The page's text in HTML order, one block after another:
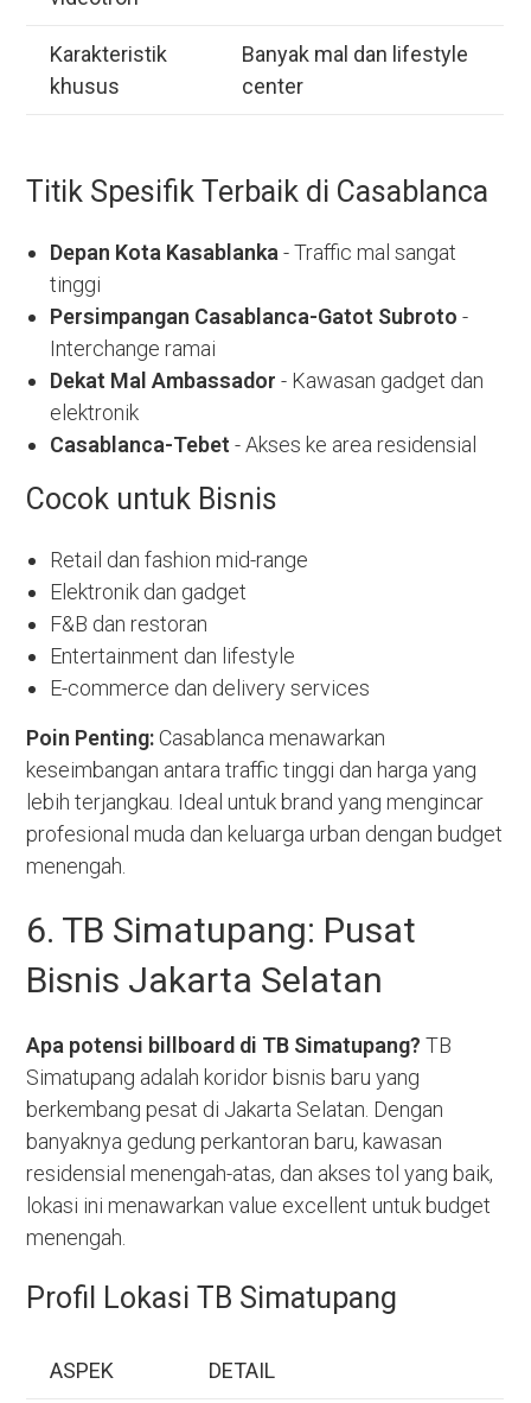
Karakteristik
khusus
Banyak mal dan lifestyle
center
Titik Spesifik Terbaik di Casablanca
Depan Kota Kasablanka - Traffic mal sangat
tinggi
Persimpangan Casablanca-Gatot Subroto -
Interchange ramai
Dekat Mal Ambassador - Kawasan gadget dan
elektronik
Casablanca-Tebet - Akses ke area residensial
Cocok untuk Bisnis
Retail dan fashion mid-range
Elektronik dan gadget
F&B dan restoran
Entertainment dan lifestyle
E-commerce dan delivery services
Poin Penting: Casablanca menawarkan
keseimbangan antara traffic tinggi dan harga yang
lebih terjangkau. Ideal untuk brand yang mengincar
profesional muda dan keluarga urban dengan budget
menengah.
6. TB Simatupang: Pusat
Bisnis Jakarta Selatan
Apa potensi billboard di TB Simatupang? TB
Simatupang adalah koridor bisnis baru yang
berkembang pesat di Jakarta Selatan. Dengan
banyaknya gedung perkantoran baru, kawasan
residensial menengah-atas, dan akses tol yang baik,
lokasi ini menawarkan value excellent untuk budget
menengah.
Profil Lokasi TB Simatupang
ASPEK DETAIL